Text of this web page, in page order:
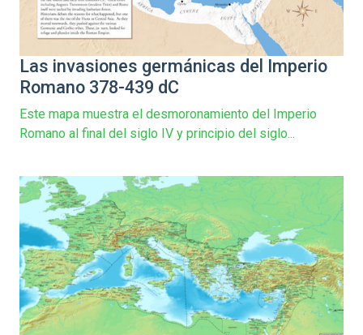
Las invasiones germánicas del Imperio
Romano 378-439 dC
Este mapa muestra el desmoronamiento del Imperio
Romano al final del siglo IV y principio del siglo...